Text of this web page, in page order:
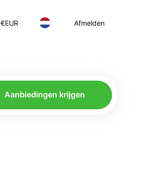
€EUR Afmelden
Aanbiedingen krijgen